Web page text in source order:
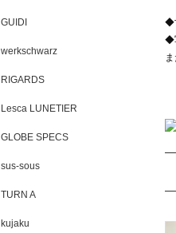
◆
◆
GUIDI
werkschwarz
RIGARDS
Lesca LUNETIER
GLOBE SPECS
sus-sous
TURN A
kujaku